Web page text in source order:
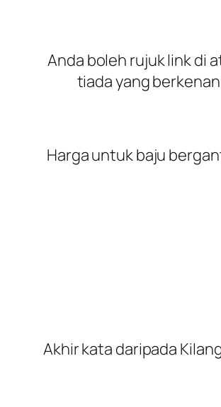
Anda boleh rujuklinkdi
tiada yang
Harga untuk baju
Akhir kata daripada